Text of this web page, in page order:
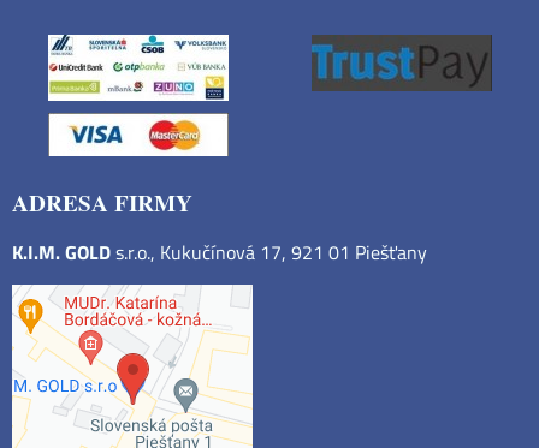
ADRESA FIRMY
K.I.M. GOLDs.r.o., Kukučínová 17, 921 01 Piešťany